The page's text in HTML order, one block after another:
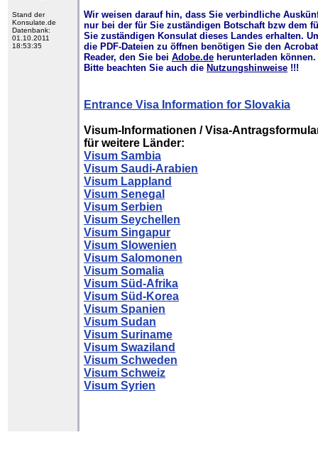
Stand der
Konsulate.de
Datenbank:
01.10.2011
18:53:35
Wir weisen darauf hin, dass Sie verbindliche
nur bei der für Sie zuständigen Botschaft bzw dem
Sie zuständigen Konsulat dieses Landes erhalten.
die PDF-Dateien zu öffnen benötigen Sie den Acrobat
Reader, den Sie bei Adobe.de herunterladen können.
Bitte beachten Sie auch die Nutzungshinweise !!!
Entrance Visa Information for Slovakia
Visum-Informationen / Visa-
für weitere Länder:
Visum Sambia
Visum Saudi-Arabien
Visum Lappland
Visum Senegal
Visum Serbien
Visum Seychellen
Visum Singapur
Visum Slowenien
Visum Salomonen
Visum Somalia
Visum Süd-Afrika
Visum Süd-Korea
Visum Spanien
Visum Sudan
Visum Suriname
Visum Swaziland
Visum Schweden
Visum Schweiz
Visum Syrien